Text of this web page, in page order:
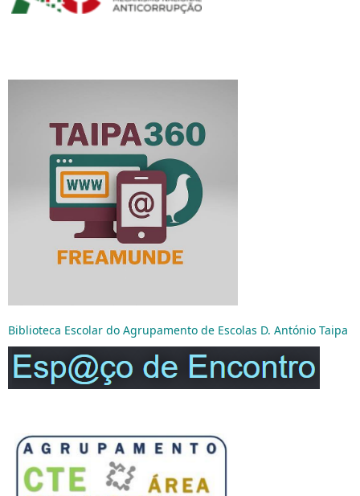
Biblioteca Escolar do Agrupamento de Escolas D. António Taipa